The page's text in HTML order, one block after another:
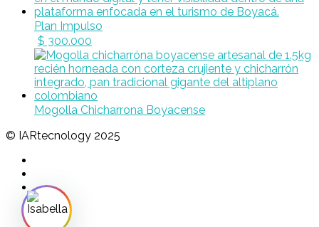
Plan Impulso
$ 300.000
Mogolla Chicharrona Boyacense
© IARtecnology 2025